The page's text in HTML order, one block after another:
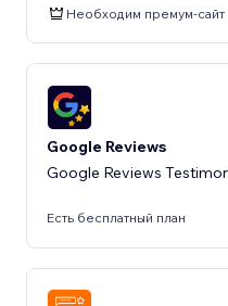
Необходим премум-сайт
Google Reviews
Google Reviews
Есть бесплатный план